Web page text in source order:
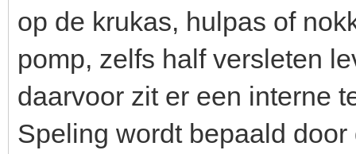
op de krukas, hulpas of
pomp, zelfs half versleten
daarvoor zit er een interne
Speling wordt bepaald